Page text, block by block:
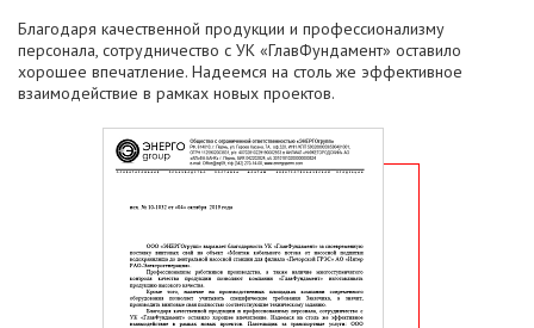
Благодаря качественной продукции и профессионализму
персонала, сотрудничество с УК «ГлавФундамент» оставило
хорошее впечатление. Надеемся на столь же эффективное
взаимодействие в рамках новых проектов.